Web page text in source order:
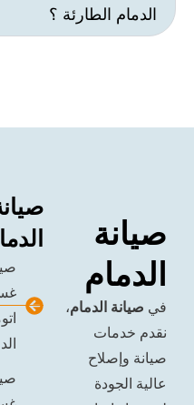
الطارئة ؟
الدمام
الدمام
غسالات
اتوماتيك